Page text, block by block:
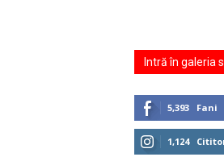
Intră în galeria
5,393 Fani
1,124